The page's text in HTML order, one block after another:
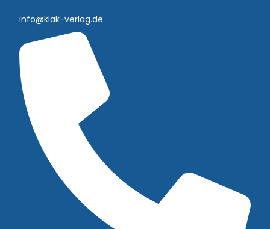
info@klak-verlag.de